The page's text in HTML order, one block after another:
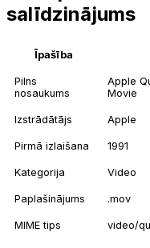
salīdzinājums
Īpašība
Pilns
nosaukums
Apple
Movie
Izstrādātājs Apple
Pirmā izlaišana 1991
Kategorija Video
Paplašinājums .mov
MIME tips video/